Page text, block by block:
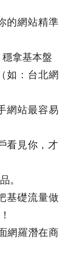
的網站精準
拿基本盤
如：台北網
網站最容易
看見你，才
。
基礎流量做
網羅潛在商